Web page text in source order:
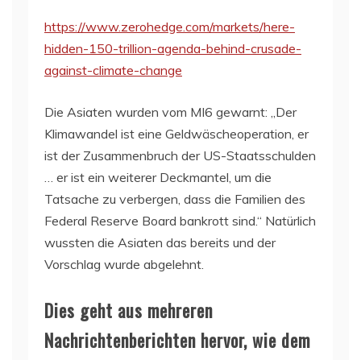
https://www.zerohedge.com/markets/here-
hidden-150-trillion-agenda-behind-crusade-
against-climate-change
Die Asiaten wurden vom MI6 gewarnt: „Der
Klimawandel ist eine Geldwäscheoperation, er
ist der Zusammenbruch der US-Staatsschulden
… er ist ein weiterer Deckmantel, um die
Tatsache zu verbergen, dass die Familien des
Federal Reserve Board bankrott sind.“ Natürlich
wussten die Asiaten das bereits und der
Vorschlag wurde abgelehnt.
Dies geht aus mehreren
Nachrichtenberichten hervor, wie dem